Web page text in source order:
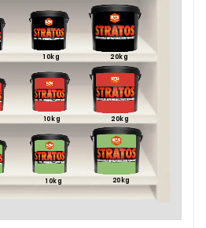
20kg
20kg
20kg
10kg
10kg
10kg